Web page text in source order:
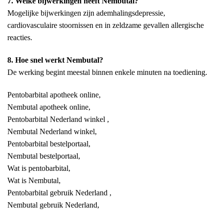
Mogelijke bijwerkingen zijn ademhalingsdepressie,
cardiovasculaire stoornissen en in zeldzame gevallen allergische
reacties.
8. Hoe snel werkt Nembutal?
De werking begint meestal binnen enkele minuten na toediening.
Pentobarbital apotheek online,
Nembutal apotheek online,
Pentobarbital Nederland winkel ,
Nembutal Nederland winkel,
Pentobarbital bestelportaal,
Nembutal bestelportaal,
Wat is pentobarbital,
Wat is Nembutal,
Pentobarbital gebruik Nederland ,
Nembutal gebruik Nederland,